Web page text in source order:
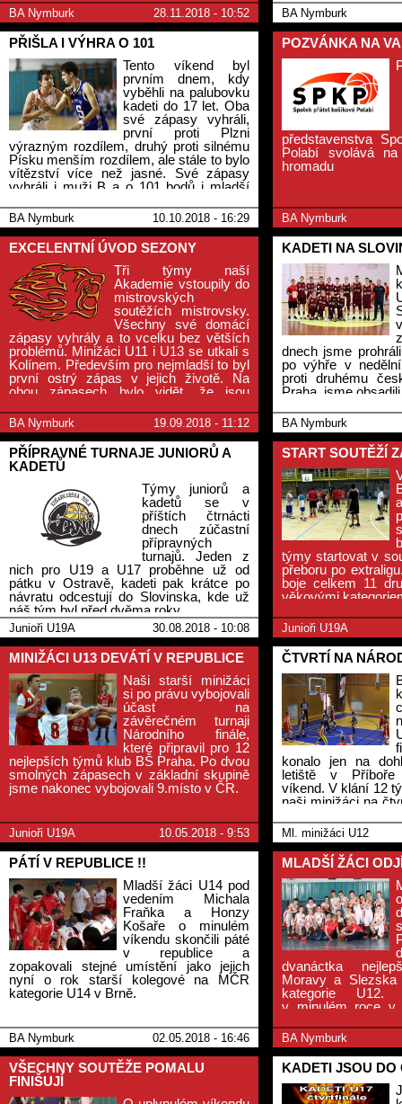
kteří chtěli v Jindřichově Hradci oplatit
domácí prohru, ale i tentokrát byl loňský
účastník KNBL lepší. Junioři v lize nedali
ani 40 bodů a oba zápasy prohráli.
BA Nymburk 28.11.2018 - 10:52
žáci zabodovali
a uspěli i mladší
Českém Brodě.
BA Nymburk
PŘIŠLA I VÝHRA O 101
Tento víkend byl
prvním dnem, kdy
vyběhli na palubovku
kadeti do 17 let. Oba
své zápasy vyhráli,
první proti Plzni
výrazným rozdílem, druhý proti silnému
Písku menším rozdílem, ale stále to bylo
vítězství více než jasné. Své zápasy
vyhráli i muži B a o 101 bodů i mladší
přemožitele v poděbradském družstvu.
BA Nymburk 10.10.2018 - 16:29
POZVÁNKA NA
představenstva
Polabí svolává
hromadu
BA Nymburk
EXCELENTNÍ ÚVOD SEZONY
Tři týmy naší
Akademie vstoupily do
mistrovských
soutěžích mistrovsky.
Všechny své domácí
zápasy vyhrály a to vcelku bez větších
problémů. Minižáci U11 i U13 se utkali s
Kolínem. Především pro nejmladší to byl
první ostrý zápas v jejich životě. Na
obou zápasech bylo vidět, že jsou
severu. Ústí hrálo v první půli vyrovnaně,
Děčín příliš neodporoval.
BA Nymburk 19.09.2018 - 11:12
KADETI NA
dnech jsme
po výhře v
proti druhému
Praha, jsme
BA Nymburk
PŘÍPRAVNÉ TURNAJE JUNIORŮ A
KADETŮ
Týmy juniorů a
kadetů se v
příštích čtrnácti
dnech zúčastní
přípravných
turnajů. Jeden z
nich pro U19 a U17 proběhne už od
pátku v Ostravě, kadeti pak krátce po
návratu odcestují do Slovinska, kde už
náš tým byl před dvěma roky.
Junioři U19A 30.08.2018 - 10:08
START SOUTĚŽÍ
týmy startovat v
přeboru po
boje celkem 11
věkovými
Junioři U19A
MINIŽÁCI U13 DEVÁTÍ V REPUBLICE
Naši starší minižáci
si po právu vybojovali
účast na
závěrečném turnaji
Národního finále,
které připravil pro 12
nejlepších týmů klub BŠ Praha. Po dvou
smolných zápasech v základní skupině
jsme nakonec vybojovali 9.místo v ČR.
Junioři U19A 10.05.2018 - 9:53
ČTVRTÍ NA
konalo jen na
letiště v Příboře
víkend. V klání 12
naši minižáci na
Ml. minižáci U12
PÁTÍ V REPUBLICE !!
Mladší žáci U14 pod
vedením Michala
Fraňka a Honzy
Košaře o minulém
víkendu skončili páté
v republice a
zopakovali stejné umístění jako jejich
nyní o rok starší kolegové na MČR
kategorie U14 v Brně.
BA Nymburk 02.05.2018 - 16:46
MLADŠÍ ŽÁCI
dvanáctka
Moravy a Slezska
kategorie
v minulém roce v
zopakovat i na
BA Nymburk
VŠECHNY SOUTĚŽE POMALU
FINIŠUJÍ
KADETI JSOU DO